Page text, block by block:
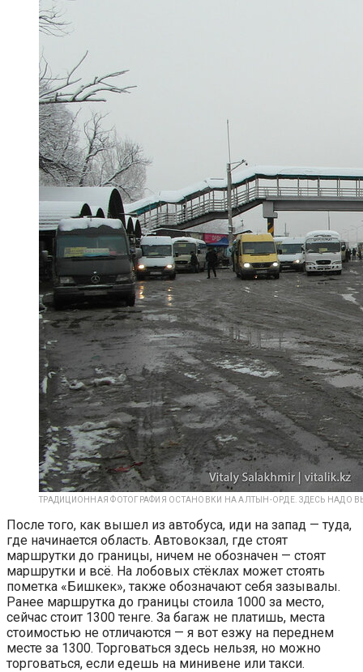
ТРАДИЦИОННАЯ ФОТОГРАФИЯ ОСТАНОВКИ НА АЛТЫН-ОРДЕ. ЗДЕСЬ НАДО
После того, как вышел из автобуса, иди на запад — туда,
где начинается область. Автовокзал, где стоят
маршрутки до границы, ничем не обозначен — стоят
маршрутки и всё. На лобовых стёклах может стоять
пометка «Бишкек», также обозначают себя зазывалы.
Ранее маршрутка до границы стоила 1000 за место,
сейчас стоит 1300 тенге. За багаж не платишь, места
стоимостью не отличаются — я вот езжу на переднем
месте за 1300. Торговаться здесь нельзя, но можно
торговаться, если едешь на минивене или такси.